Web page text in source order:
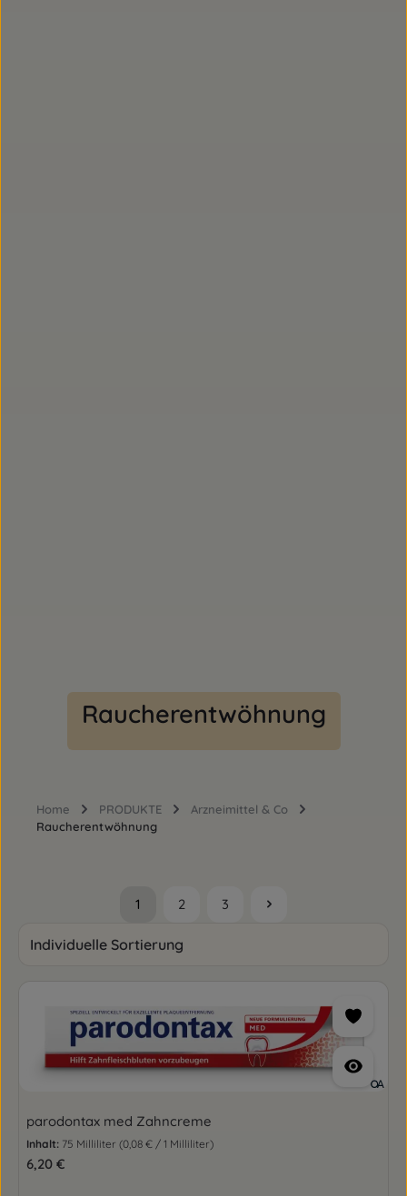
Raucherentwöhnung
Home PRODUKTE
Arzneimittel & Co
Raucherentwöhnung
Seite
1 Seite
2 Seite
3
parodontax med Zahncreme
Inhalt: 75 Milliliter (0,08 € / 1 Milliliter)
Regulärer Preis:
6,20 €